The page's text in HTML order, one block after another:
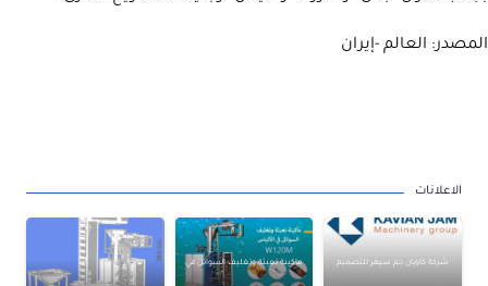
المصدر: العالم -إيران
الاعلانات
شركة كاويان جم سپهر للتصميم ماكينة تعبئة وتغليف السوائل في